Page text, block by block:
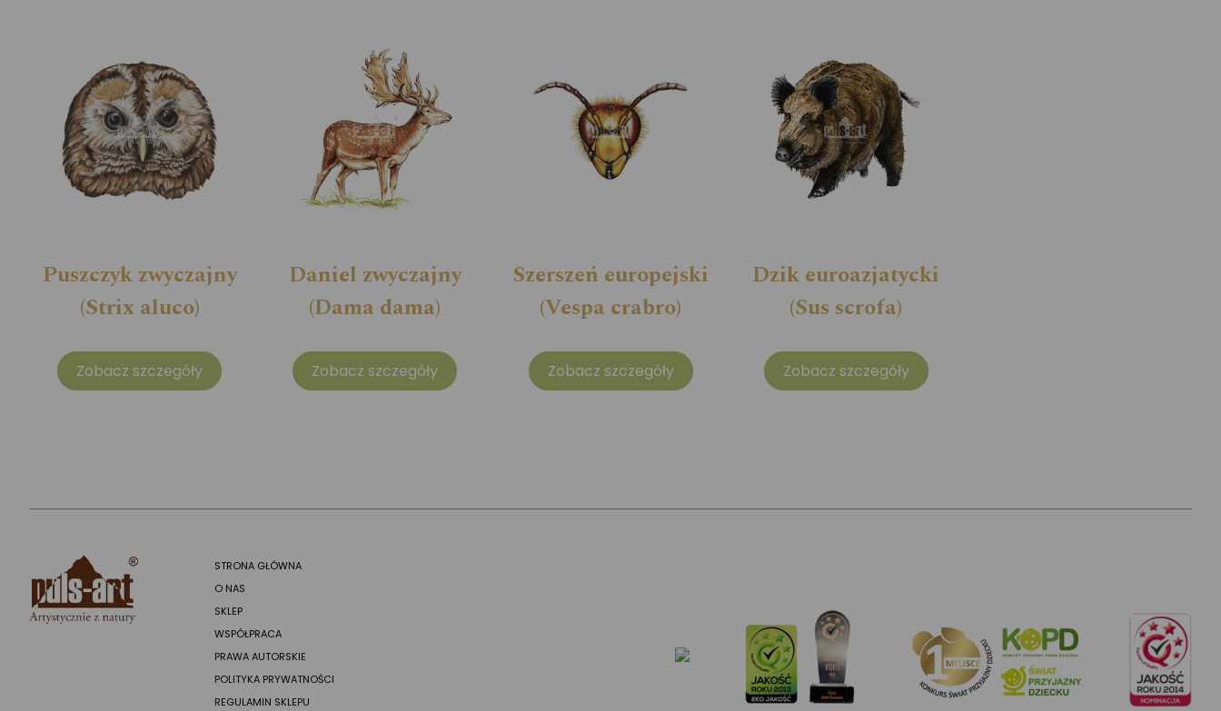
Puszczyk zwyczajny
(Strix aluco)
Zobacz szczegóły
Daniel zwyczajny
(Dama dama)
Zobacz szczegóły
Szerszeń europejski
(Vespa crabro)
Zobacz szczegóły
Dzik euroazjatycki
(Sus scrofa)
Zobacz szczegóły
STRONA GŁÓWNA
O NAS
SKLEP
WSPÓŁPRACA
PRAWA AUTORSKIE
POLITYKA PRYWATNOŚCI
REGULAMIN SKLEPU